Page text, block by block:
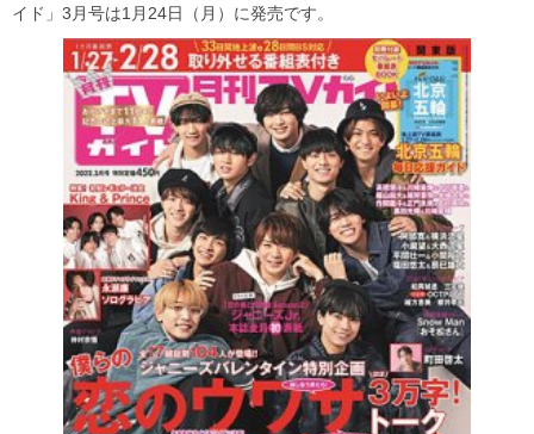
イド」3月号は1月24日（月）に発売です。